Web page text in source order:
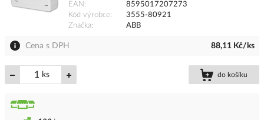
EAN
8595017207273
Kód výrobce
3555-80921
Značka
ABB
Cena s DPH 88,11 Kč/ks
ks do košíku